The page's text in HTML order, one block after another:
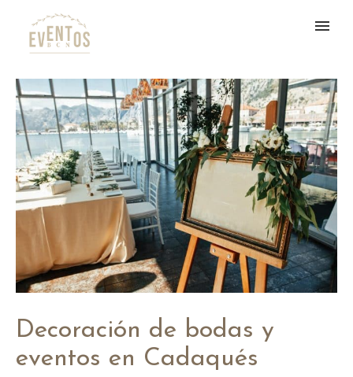
Decoración de bodas y
eventos en Cadaqués